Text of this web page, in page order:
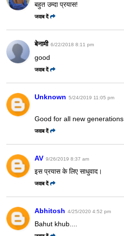
बहुत उम्दा प्रयास!
जवाब दें
बेनामी 6/22/2018 8:11 pm
good
जवाब दें
Unknown 5/24/2019 11:05 pm
Good for all new generations
जवाब दें
AV 9/26/2019 8:37 am
इस प्रयास के लिए साधुवाद।
जवाब दें
Abhitosh 4/25/2020 4:52 pm
Bahut khub....